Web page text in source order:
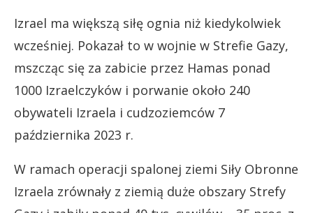
Izrael ma większą siłę ognia niż kiedykolwiek
wcześniej. Pokazał to w wojnie w Strefie Gazy,
mszcząc się za zabicie przez Hamas ponad
1000 Izraelczyków i porwanie około 240
obywateli Izraela i cudzoziemców 7
października 2023 r.
W ramach operacji spalonej ziemi Siły Obronne
Izraela zrównały z ziemią duże obszary Strefy